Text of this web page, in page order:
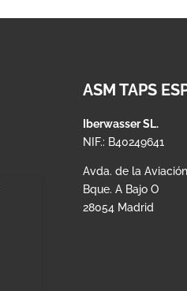
ASM TAPS
Iberwasser SL.
NIF.: B40249641
Avda. de la
Bque. A Bajo O
28054 Madrid